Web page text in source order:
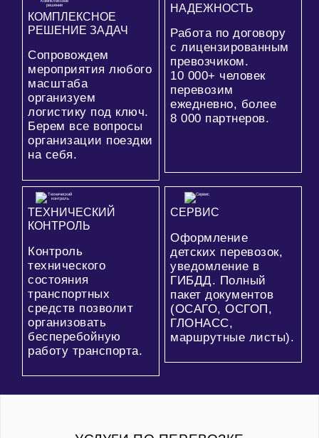
КОМПЛЕКСНОЕ
РЕШЕНИЕ ЗАДАЧ
Сопровождем
мероприятия любого
масштаба
организуем
логистику под ключ.
Берем все вопросы
организации поездки
на себя.
НАДЕЖНОСТЬ
Работа по договору
с лицензированным
превозчиком.
10 000+ человек
перевозим
ежедневно, более
8 000 партнеров.
ТЕХНИЧЕСКИЙ
КОНТРОЛЬ
Контроль
технического
состояния
транспортных
средств позволит
организовать
бесперебойную
работу транспорта.
СЕРВИС
Оформление
детских перевозок,
уведомление в
ГИБДД. Полный
пакет документов
(ОСАГО, ОСГОП,
ГЛОНАСС,
маршрутные листы).